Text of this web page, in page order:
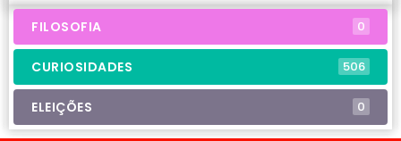
FILOSOFIA 0
CURIOSIDADES 506
ELEIÇÕES 0